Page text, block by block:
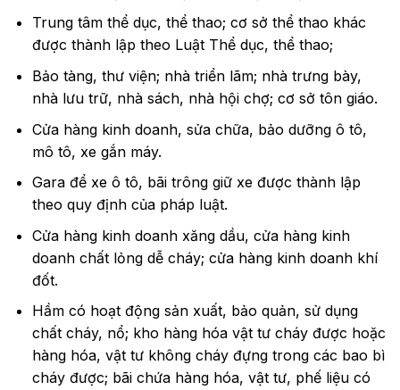
Trung tâm thể dục, thể thao; cơ sở thể thao khác
được thành lập theo Luật Thể dục, thể thao;
Bảo tàng, thư viện; nhà triển lãm; nhà trưng bày,
nhà lưu trữ, nhà sách, nhà hội chợ; cơ sở tôn giáo.
Cửa hàng kinh doanh, sửa chữa, bảo dưỡng ô tô,
mô tô, xe gắn máy.
Gara để xe ô tô, bãi trông giữ xe được thành lập
theo quy định của pháp luật.
Cửa hàng kinh doanh xăng dầu, cửa hàng kinh
doanh chất lỏng dễ cháy; cửa hàng kinh doanh khí
đốt.
Hầm có hoạt động sản xuất, bảo quản, sử dụng
chất cháy, nổ; kho hàng hóa vật tư cháy được hoặc
hàng hóa, vật tư không cháy đựng trong các bao bì
cháy được; bãi chứa hàng hóa, vật tư, phế liệu có